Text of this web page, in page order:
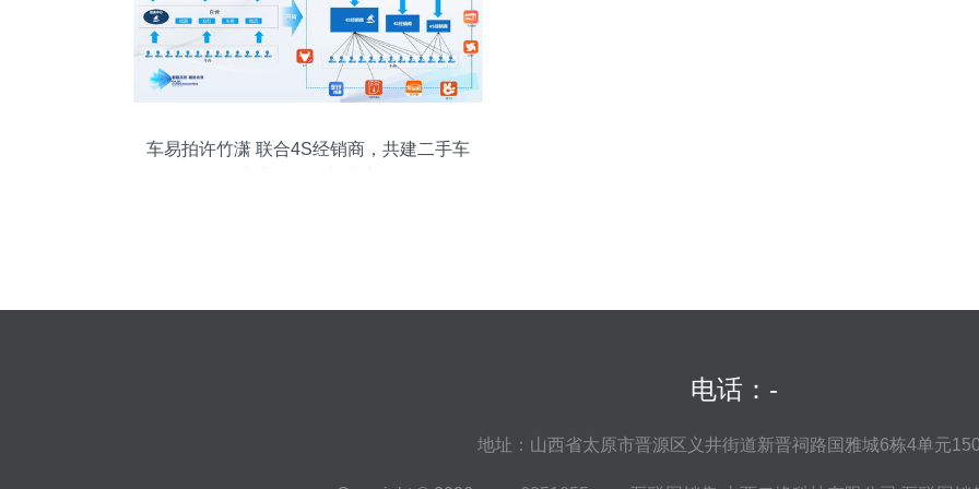
车易拍许竹潇 联合4S经销商，共建二手车
电话：-
地址：山西省太原市晋源区义井街道新晋祠路国雅城6栋4单元